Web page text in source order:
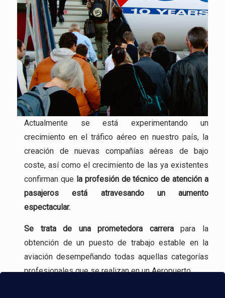
Actualmente se está experimentando un
crecimiento en el tráfico aéreo en nuestro país, la
creación de nuevas compañías aéreas de bajo
coste, así como el crecimiento de las ya existentes
confirman que la profesión de técnico de atención a
pasajeros está atravesando un aumento
espectacular.
Se trata de unaprometedora carrerapara la
obtención de un puesto de trabajo estable en la
aviación desempeñando todas aquellas categorías
profesionales que se realizan en un Aeropuerto.